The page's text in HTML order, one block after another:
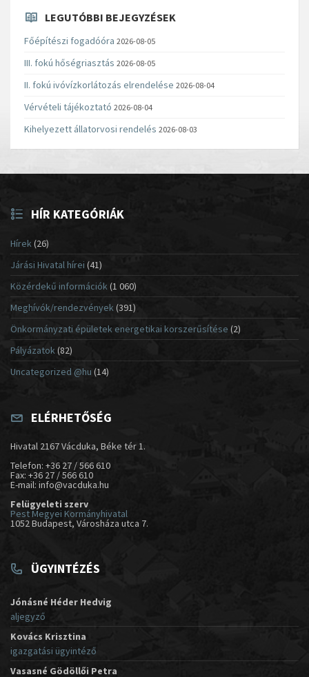
LEGUTÓBBI BEJEGYZÉSEK
Főépítészi fogadóóra 2026-08-05
III. fokú hőségriasztás 2026-08-05
II. fokú ivóvízkorlátozás elrendelése 2026-08-04
Vérvételi tájékoztató 2026-08-04
Kihelyezett állatorvosi rendelés 2026-08-03
HÍR KATEGÓRIÁK
Hírek(26)
Járási Hivatal hírei (41)
Közérdekű információk(1 060)
Meghívók/rendezvények (391)
Önkormányzati épületek energetikai korszerűsítése (2)
Pályázatok (82)
Uncategorized @hu (14)
ELÉRHETŐSÉG
Hivatal 2167 Vácduka, Béke tér 1.
Telefon: +36 27 / 566 610
Fax: +36 27 / 566 610
E-mail: info@vacduka.hu
Felügyeleti szerv
Pest Megyei Kormányhivatal
1052 Budapest, Városháza utca 7.
ÜGYINTÉZÉS
Jónásné Héder Hedvig
aljegyző
Kovács Krisztina
igazgatási ügyintéző
Vasasné Gödöllői Petra